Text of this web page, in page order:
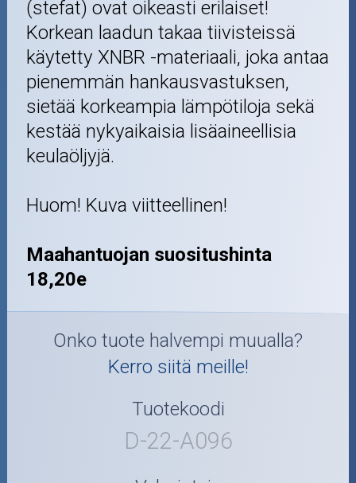
(stefat) ovat oikeasti erilaiset!
Korkean laadun takaa tiivisteissä
käytetty XNBR -materiaali, joka antaa
pienemmän hankausvastuksen,
sietää korkeampia lämpötiloja sekä
kestää nykyaikaisia lisäaineellisia
keulaöljyjä.
Huom! Kuva viitteellinen!
Maahantuojan suositushinta
18,20e
Onko tuote halvempi muualla?
Kerro siitä meille!
Tuotekoodi
D-22-A096